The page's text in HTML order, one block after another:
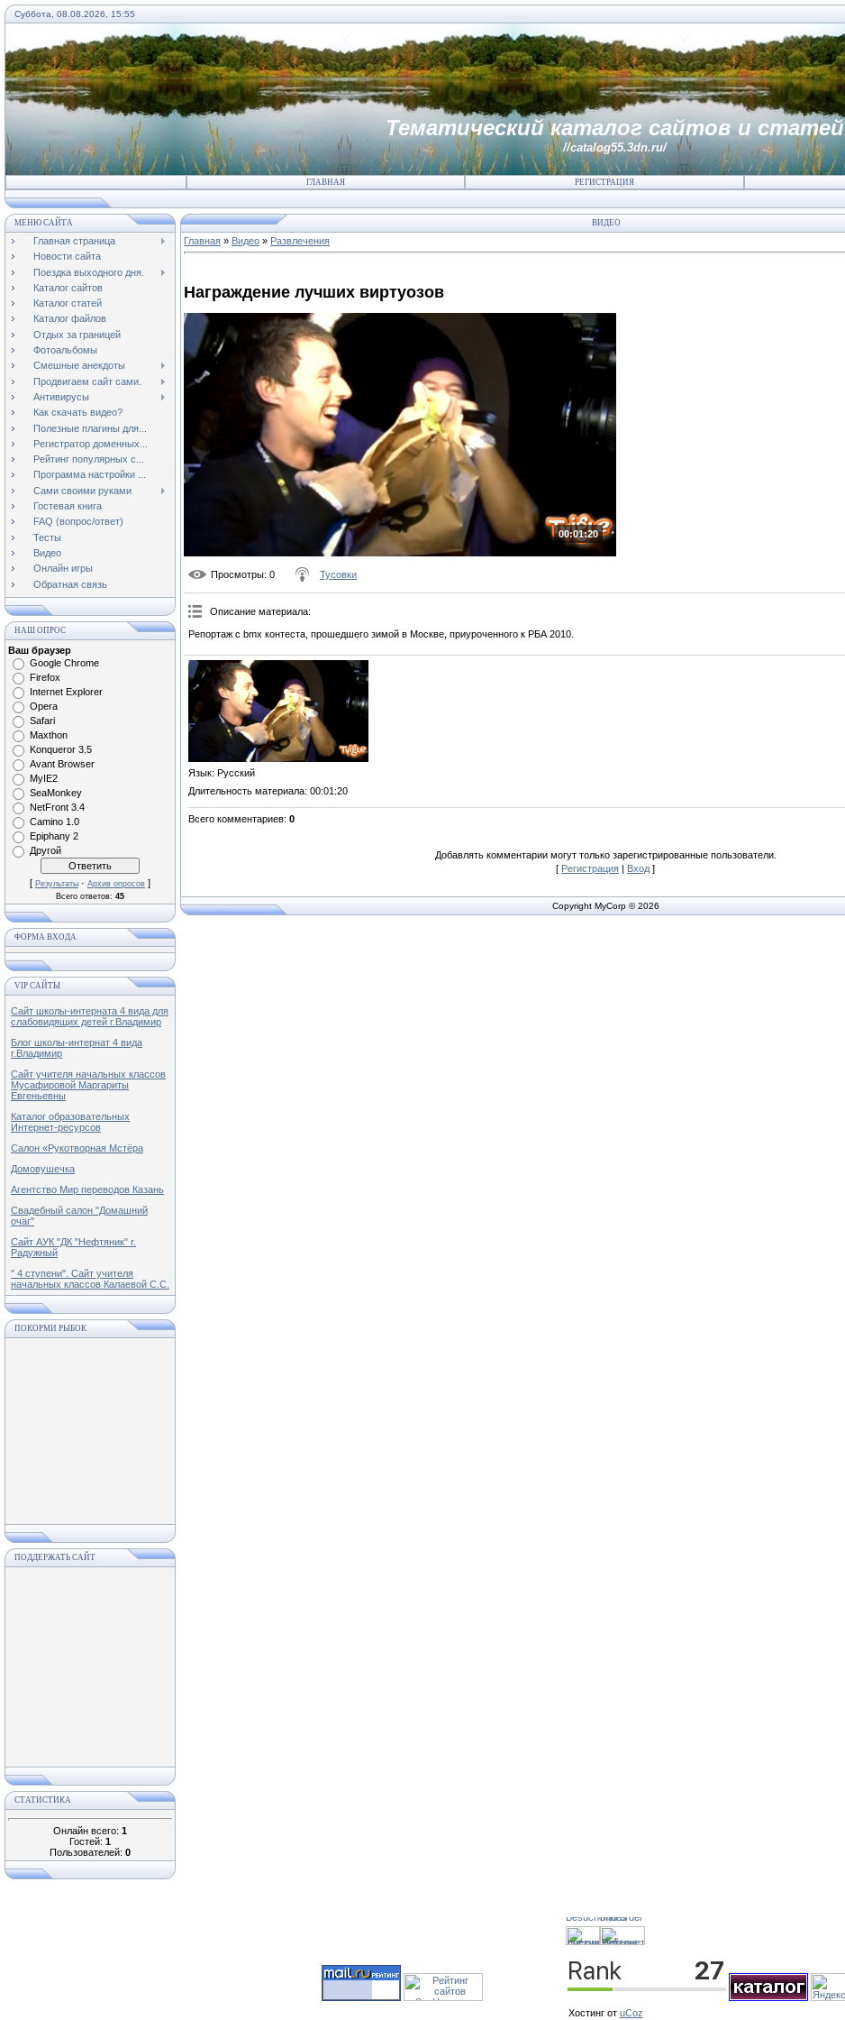
Суббота, 08.08.2026, 15:55
Тематический каталог сайтов и статей
//catalog55.3dn.ru/
ГЛАВНАЯ РЕГИСТРАЦИЯ
МЕНЮ САЙТА
Главная страница
Новости сайта
Поездка выходного дня.
Каталог сайтов
Каталог статей
Каталог файлов
Отдых за границей
Фотоальбомы
Смешные анекдоты
Продвигаем сайт сами.
Антивирусы
Как скачать видео?
Полезные плагины для...
Регистратор доменных...
Рейтинг популярных с...
Программа настройки ...
Сами своими руками
Гостевая книга
FAQ (вопрос/ответ)
Тесты
Видео
Онлайн игры
Обратная связь
НАШ ОПРОС
Ваш браузер
Google Chrome
Firefox
Internet Explorer
Opera
Safari
Maxthon
Konqueror 3.5
Avant Browser
MyIE2
SeaMonkey
NetFront 3.4
Camino 1.0
Epiphany 2
Другой
[ Результаты · Архив опросов ]
Всего ответов: 45
ФОРМА ВХОДА
VIP САЙТЫ
Сайт школы-интерната 4 вида для
слабовидящих детей г.Владимир
Блог школы-интернат 4 вида
г.Владимир
Сайт учителя начальных классов
Мусафировой Маргариты
Евгеньевны
Каталог образовательных
Интернет-ресурсов
Салон «Рукотворная Мстёра
Домовушечка
Агентство Мир переводов Казань
Свадебный салон "Домашний
очаг"
Сайт АУК "ДК "Нефтяник" г.
Радужный
" 4 ступени". Сайт учителя
начальных классов Калаевой С.С.
ПОКОРМИ РЫБОК
ПОДДЕРЖАТЬ САЙТ
СТАТИСТИКА
Онлайн всего: 1
Гостей: 1
Пользователей: 0
ВИДЕО
Главная » Видео » Развлечения
Награждение лучших виртуозов
00:01:20
Просмотры: 0 Тусовки
Описание материала:
Репортаж с bmx контеста, прошедшего зимой в Москве, приуроченного к РБА 2010.
Язык: Русский
Длительность материала: 00:01:20
Всего комментариев: 0
Добавлять комментарии могут только зарегистрированные пользователи.
[ Регистрация | Вход ]
Copyright MyCorp © 2026
Хостинг от uCoz